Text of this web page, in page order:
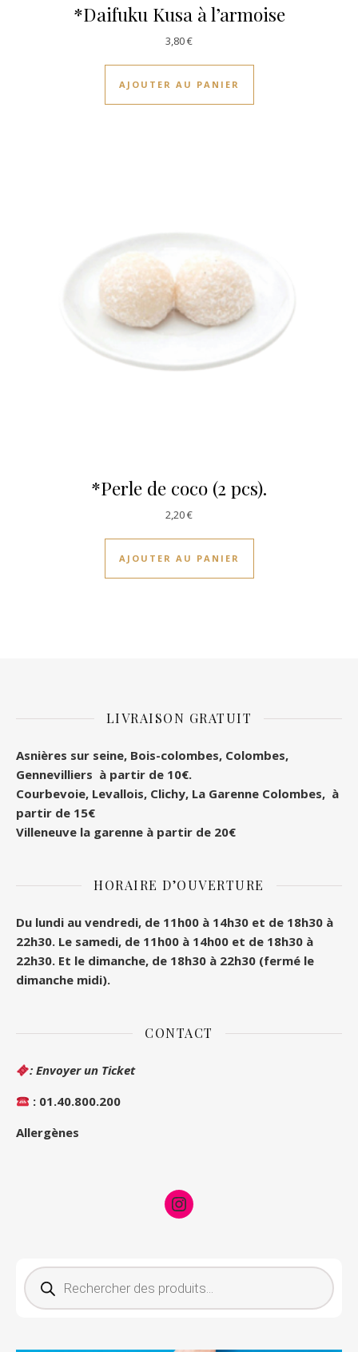
*Daifuku Kusa à l’armoise
3,80€
AJOUTER AU PANIER
*Perle de coco (2 pcs).
2,20€
AJOUTER AU PANIER
LIVRAISON GRATUIT
Asnières sur seine, Bois-colombes, Colombes,
Gennevilliers à partir de 10€.
Courbevoie, Levallois, Clichy, La Garenne Colombes, à
partir de 15€
Villeneuve la garenne à partir de 20€
HORAIRE D’OUVERTURE
Du lundi au vendredi, de 11h00 à 14h30 et de 18h30 à
22h30. Le samedi, de 11h00 à 14h00 et de 18h30 à
22h30. Et le dimanche, de 18h30 à 22h30 (fermé le
dimanche midi).
CONTACT
: Envoyer un Ticket
: 01.40.800.200
Allergènes
Instagram
Recherche de produits